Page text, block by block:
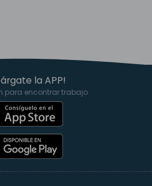
la APP!
para encontrar trabajo